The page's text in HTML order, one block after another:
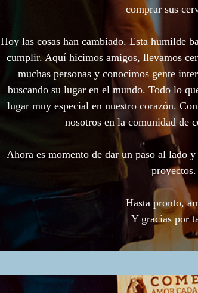
comprar sus
Hoy las cosas han cambiado. Esta humilde
cumplir. Aquí hicimos amigos, llevamos
muchas personas y conocimos gente
buscando su lugar en el mundo. Todo lo
lugar muy especial en nuestro corazón.
nosotros en la comunidad de
Ahora es momento de dar un paso al lado
proyectos.
Hasta pronto,
Y gracias por